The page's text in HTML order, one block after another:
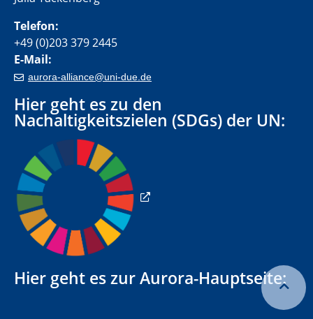
Kontakt
Julia Tackenberg
Telefon:
+49 (0)203 379 2445
E-Mail:
aurora-alliance@uni-due.de
Hier geht es zu den
Nachaltigkeitszielen (SDGs) der UN: